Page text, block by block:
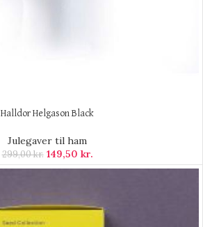
Halldor Helgason Black
Julegaver til ham
299,00kr. 149,50 kr.